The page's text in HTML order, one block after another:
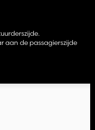
aan de passagierszijde